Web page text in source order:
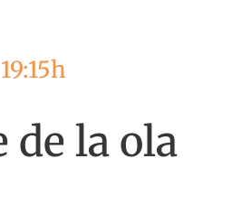
de la ola